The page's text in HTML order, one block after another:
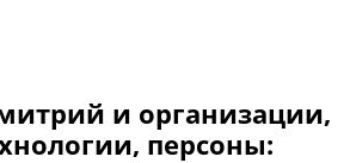
и организации,
персоны: